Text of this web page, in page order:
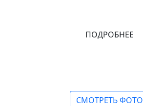
ПОДРОБНЕЕ
СМОТРЕТЬ ФОТО